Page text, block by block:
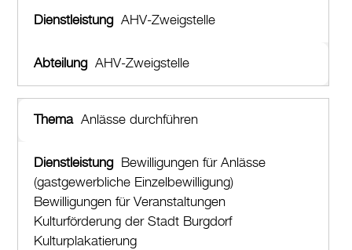
Verwaltung & Politik
Wirtschaft
Aktuelles
Burgdorf baut
Home
AHV-Zweigstelle
AHV-Zweigstelle
Anlässe durchführen
Bewilligungen für Anlässe
(gastgewerbliche Einzelbewilligung)
Bewilligungen für Veranstaltungen
Kulturförderung der Stadt Burgdorf
Kulturplakatierung